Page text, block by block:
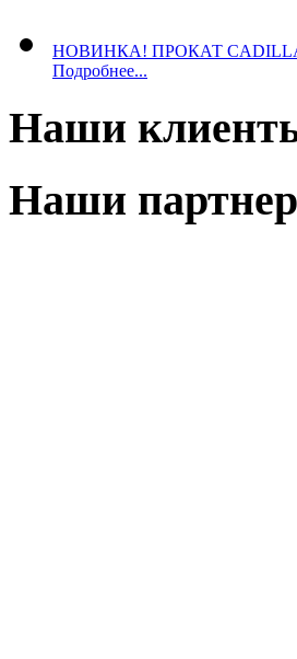
НОВИНКА! ПРОКАТ
Подробнее...
Наши
Наши